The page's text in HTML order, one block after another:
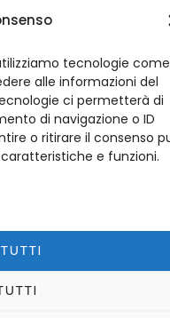
tecnologie
alle informazioni del
ci permetterà di
di navigazione o ID
o ritirare il consenso
e funzioni.